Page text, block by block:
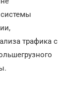
трафика с